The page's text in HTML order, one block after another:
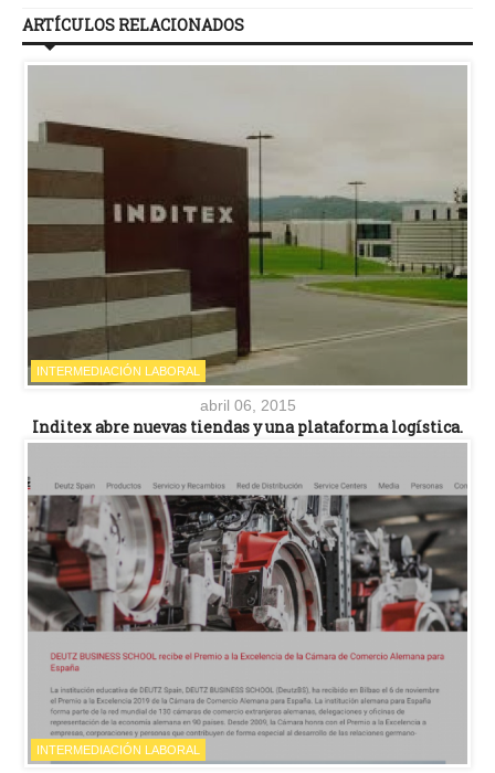
ARTÍCULOS RELACIONADOS
INTERMEDIACIÓN LABORAL
abril 06, 2015
Inditex abre nuevas tiendas y una plataforma logística.
INTERMEDIACIÓN LABORAL